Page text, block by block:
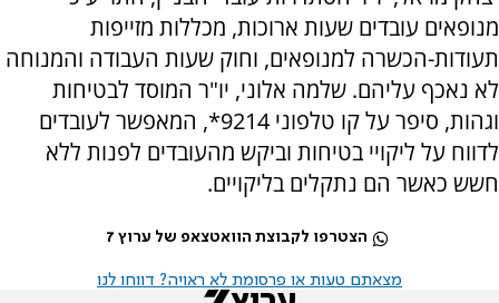
מנופאים עובדים שעות ארוכות, מכללות מזייפות
תעודות-הכשרה למנופאים, וחוק שעות העבודה והמנוחה
לא נאכף עליהם. שלמה אלוני, יו"ר המוסד לבטיחות
וגהות, סיפר על קו טלפוני 9214*, המאפשר לעובדים
לדווח על ליקויי בטיחות וביקש מהעובדים לפנות ללא
חשש כאשר הם נתקלים בליקויים.
הצטרפו לקבוצת הוואטצאפ של ערוץ 7
מצאתם טעות או פרסומת לא ראויה? דווחו לנו